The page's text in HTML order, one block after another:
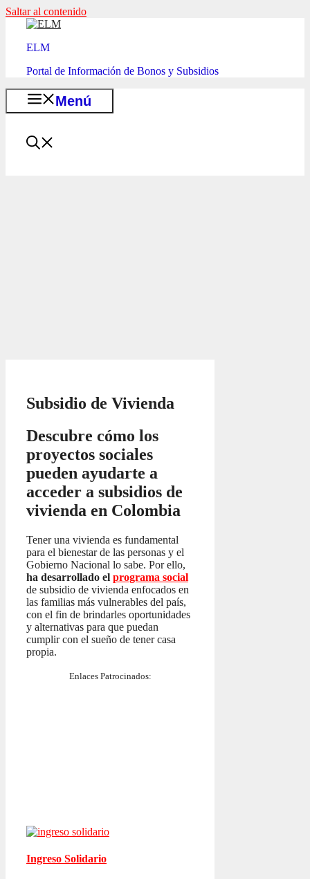
Saltar al contenido
ELM
Portal de Información de Bonos y Subsidios
Menú
Subsidio de Vivienda
Descubre cómo los
proyectos sociales
pueden ayudarte a
acceder a subsidios de
vivienda en Colombia
Tener una vivienda es fundamental
para el bienestar de las personas y el
Gobierno Nacional lo sabe. Por ello,
ha desarrollado el programa social
de subsidio de vivienda enfocados en
las familias más vulnerables del país,
con el fin de brindarles oportunidades
y alternativas para que puedan
cumplir con el sueño de tener casa
propia.
Enlaces Patrocinados:
Ingreso Solidario